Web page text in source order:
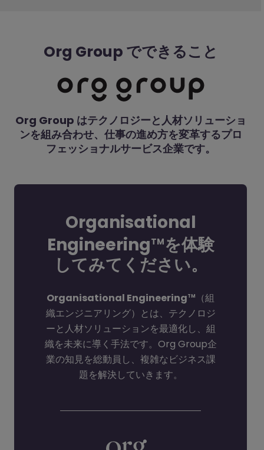
Org Group でできること
Org Group はテクノロジーと人材ソリューショ
ンを組み合わせ、仕事の進め方を変革するプロ
フェッショナルサービス企業です。
Organisational
EngineeringTM を体験
してみてください。
Organisational EngineeringTM
（組
織エンジニアリング）とは、テクノロジ
ーと人材ソリューションを最適化し、組
織を未来に導く手法です。Org Group企
業の知見を総動員し、複雑なビジネス課
題を解決していきます。